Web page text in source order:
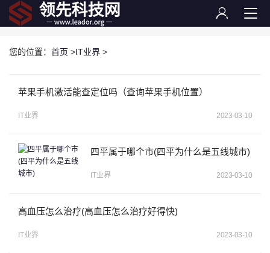
您的位置： 首页 >IT业界 >
苹果手机激活能查定位吗（查询苹果手机位置）
IT业界 2023-03-10
四平属于哪个市(四平为什么是五线城市)
IT业界 2023-03-10
高血压怎么治疗(高血压怎么治疗好得快)
IT业界 2023-03-10